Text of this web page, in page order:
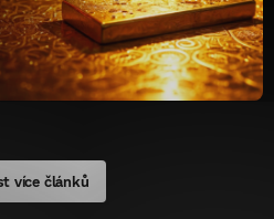
více článků